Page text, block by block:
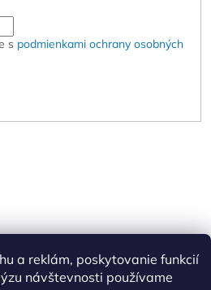
a reklám, poskytovanie funkcií
návštevnosti používame
s podmienkami ochrany osobných